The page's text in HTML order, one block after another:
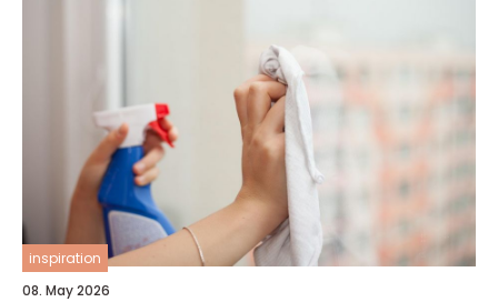
inspiration
08. May 2026